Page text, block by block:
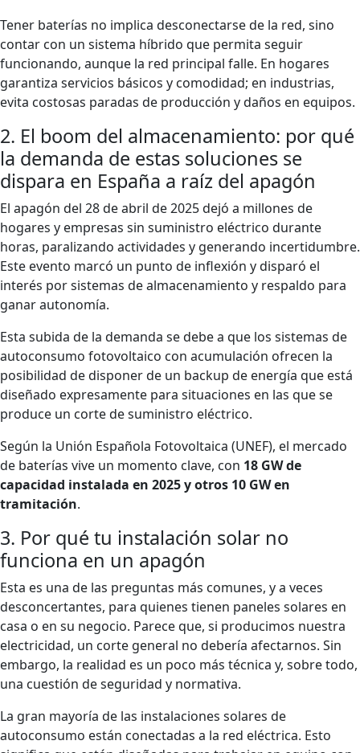
Tener baterías no implica desconectarse de la red, sino
contar con un sistema híbrido que permita seguir
funcionando, aunque la red principal falle. En hogares
garantiza servicios básicos y comodidad; en industrias,
evita costosas paradas de producción y daños en equipos.
2. El boom del almacenamiento: por qué
la demanda de estas soluciones se
dispara en España a raíz del apagón
El apagón del 28 de abril de 2025 dejó a millones de
hogares y empresas sin suministro eléctrico durante
horas, paralizando actividades y generando incertidumbre.
Este evento marcó un punto de inflexión y disparó el
interés por sistemas de almacenamiento y respaldo para
ganar autonomía.
Esta subida de la demanda se debe a que los sistemas de
autoconsumo fotovoltaico con acumulación ofrecen la
posibilidad de disponer de un backup de energía que está
diseñado expresamente para situaciones en las que se
produce un corte de suministro eléctrico.
Según la Unión Española Fotovoltaica (UNEF), el mercado
de baterías vive un momento clave, con 18 GW de
capacidad instalada en 2025 y otros 10 GW en
tramitación.
3. Por qué tu instalación solar no
funciona en un apagón
Esta es una de las preguntas más comunes, y a veces
desconcertantes, para quienes tienen paneles solares en
casa o en su negocio. Parece que, si producimos nuestra
electricidad, un corte general no debería afectarnos. Sin
embargo, la realidad es un poco más técnica y, sobre todo,
una cuestión de seguridad y normativa.
La gran mayoría de las instalaciones solares de
autoconsumo están conectadas a la red eléctrica. Esto